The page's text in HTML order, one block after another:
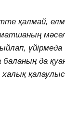
қалмай,
үйірмеда
да
халық